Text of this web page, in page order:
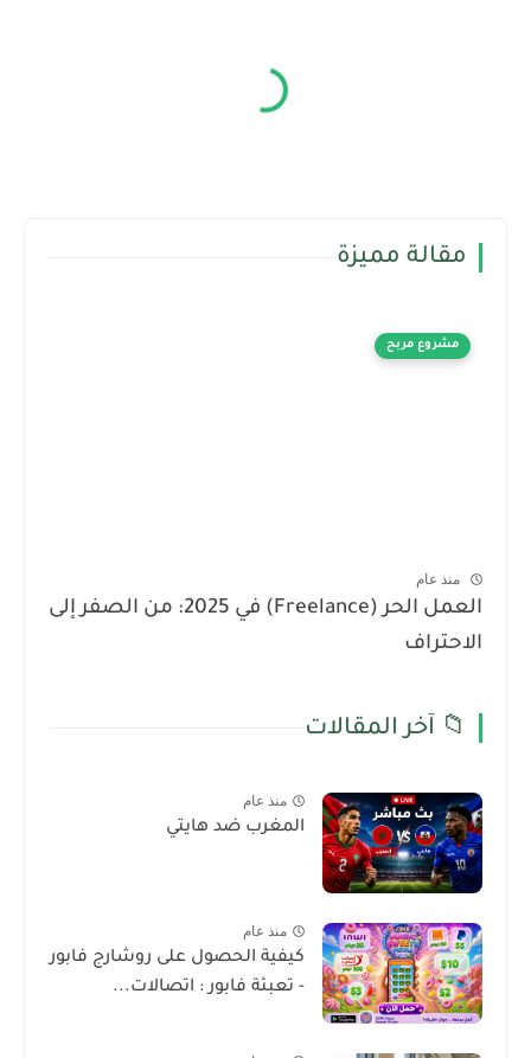
مقالة مميزة
مشروع مربح
منذ عام
العمل الحر (Freelance) في 2025: من الصفر إلى
الاحتراف
📁 آخر المقالات
منذ عام
المغرب ضد هايتي
منذ عام
كيفية الحصول على روشارج فابور
- تعبئة فابور : اتصالات...